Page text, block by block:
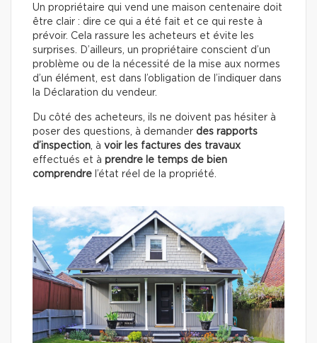
Un propriétaire qui vend une maison centenaire doit
être clair : dire ce qui a été fait et ce qui reste à
prévoir. Cela rassure les acheteurs et évite les
surprises. D’ailleurs, un propriétaire conscient d’un
problème ou de la nécessité de la mise aux normes
d’un élément, est dans l’obligation de l’indiquer dans
la Déclaration du vendeur.
Du côté des acheteurs, ils ne doivent pas hésiter à
poser des questions, à demander des rapports
d’inspection, à voir les factures des travaux
effectués et à prendre le temps de bien
comprendre l’état réel de la propriété.